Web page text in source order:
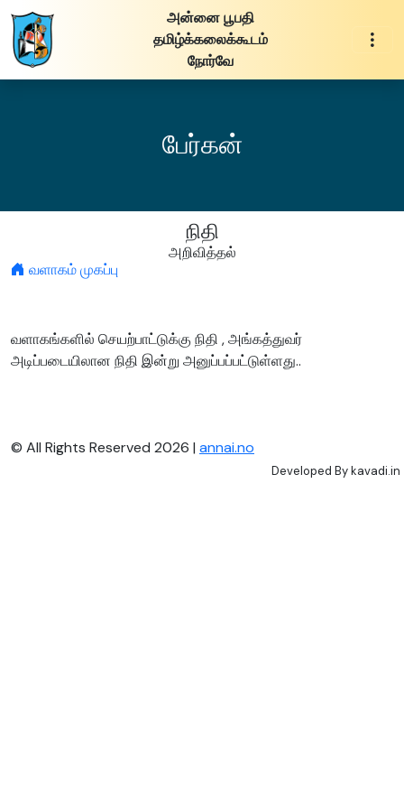
அன்னை பூபதி
தமிழ்க்கலைக்கூடம்
நோர்வே
பேர்கன்
நிதி
அறிவித்தல்
வளாகம் முகப்பு
வளாகங்களில் செயற்பாட்டுக்கு நிதி , அங்கத்துவர்
அடிப்படையிலான நிதி இன்று அனுப்பப்பட்டுள்ளது..
© All Rights Reserved 2026 | annai.no
Developed Bykavadi.in